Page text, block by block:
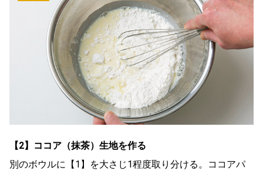
【2】ココア（抹茶）生地を作る
別のボウルに【1】を大さじ1程度取り分ける。ココアパ